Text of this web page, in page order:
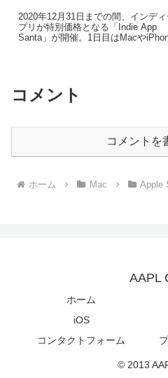
2020年12月31日までの間、インデ
プリが特別価格となる「Indie App
Santa」が開催。1日目はMacや
コメント
コメントを
ホーム Mac Apple
AAPL
ホーム
iOS
コンタクトフォーム
© 2013